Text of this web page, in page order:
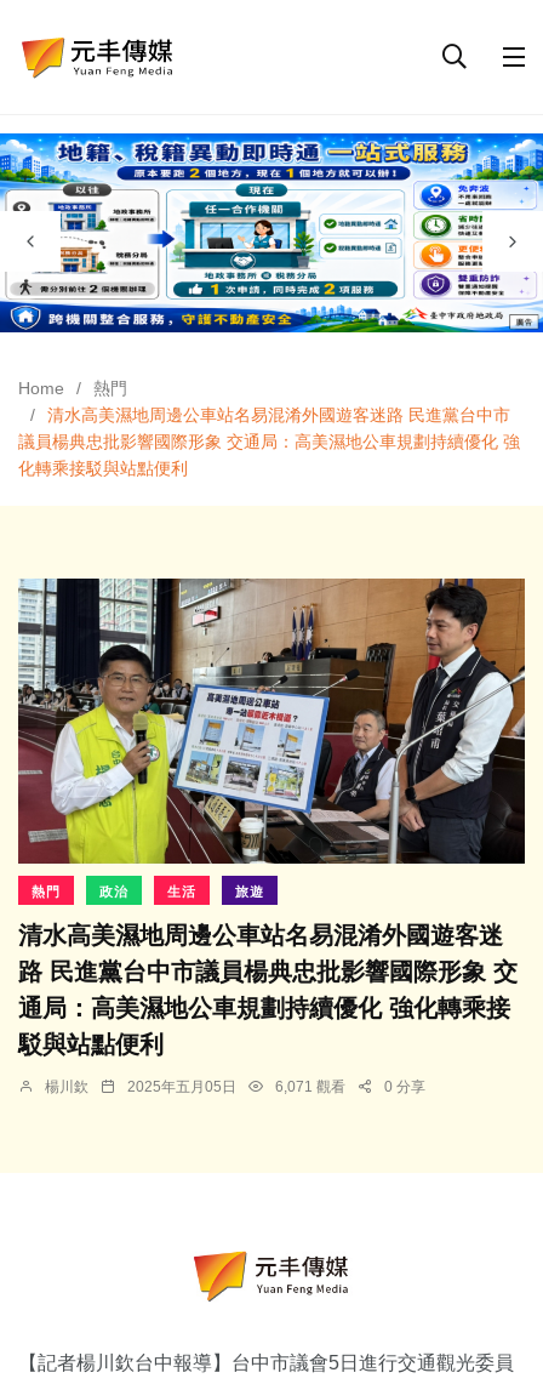
Home
熱門
清水高美濕地周邊公車站名易混淆外國遊客迷路 民進黨台中市
議員楊典忠批影響國際形象 交通局：高美濕地公車規劃持續優化 強
化轉乘接駁與站點便利
熱門 政治 生活 旅遊
清水高美濕地周邊公車站名易混淆外國遊客迷
路 民進黨台中市議員楊典忠批影響國際形象 交
通局：高美濕地公車規劃持續優化 強化轉乘接
駁與站點便利
楊川欽 2025年五月05日 6,071 觀看 0 分享
【記者楊川欽台中報導】台中市議會5日進行交通觀光委員